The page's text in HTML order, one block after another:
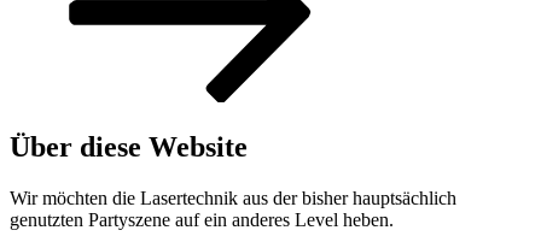
Über diese Website
Wir möchten die Lasertechnik aus der bisher hauptsächlich
genutzten Partyszene auf ein anderes Level heben.